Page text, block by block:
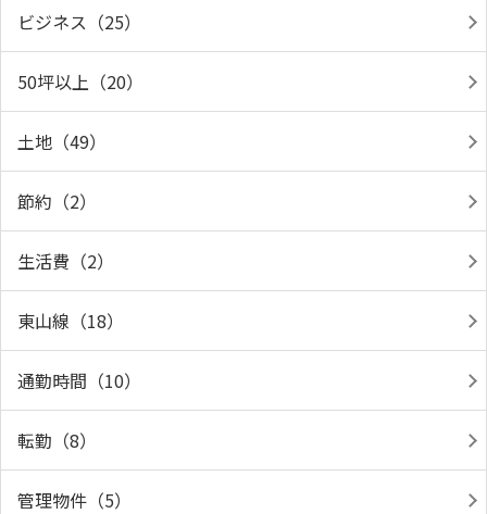
ビジネス（25）
50坪以上（20）
土地（49）
節約（2）
生活費（2）
東山線（18）
通勤時間（10）
転勤（8）
管理物件（5）